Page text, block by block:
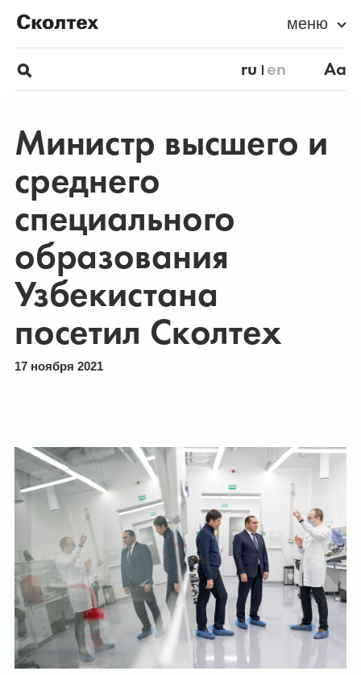
меню
ru en Aa
Министр высшего и
среднего
специального
образования
Узбекистана
посетил Сколтех
17 ноября 2021